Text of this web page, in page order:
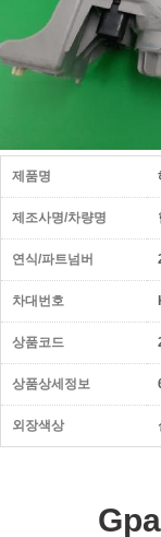
제품명
제조사명/차량명
연식/파트넘버
차대번호
상품코드
상품상세정보
외장색상